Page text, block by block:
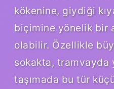
kökenine, giydiği
biçimine yönelik bir
olabilir. Özellikle
sokakta, tramvayda
taşımada bu tür